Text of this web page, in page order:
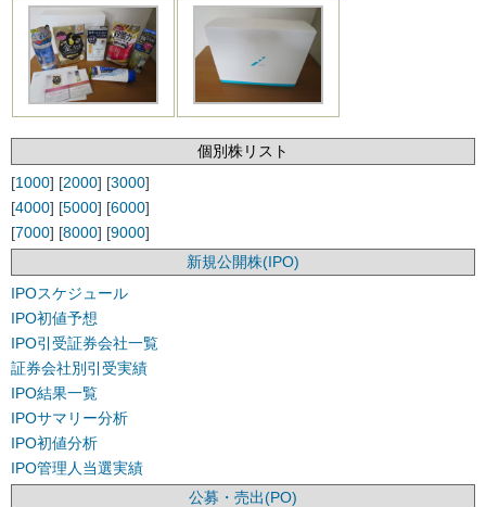
個別株リスト
[1000] [2000] [3000]
[4000] [5000] [6000]
[7000] [8000] [9000]
新規公開株(IPO)
IPOスケジュール
IPO初値予想
IPO引受証券会社一覧
証券会社別引受実績
IPO結果一覧
IPOサマリー分析
IPO初値分析
IPO管理人当選実績
公募・売出(PO)